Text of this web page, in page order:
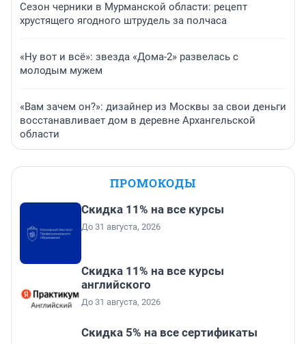
Сезон черники в Мурманской области: рецепт
хрустящего ягодного штрудель за полчаса
«Ну вот и всё»: звезда «Дома-2» развелась с
молодым мужем
«Вам зачем он?»: дизайнер из Москвы за свои деньги
восстанавливает дом в деревне Архангельской
области
ПРОМОКОДЫ
Скидка 11% на все курсы
До 31 августа, 2026
Скидка 11% на все курсы
английского
До 31 августа, 2026
Скидка 5% на все сертификаты